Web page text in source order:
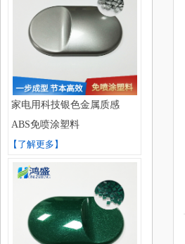
家电用科技银色金属质感
ABS免喷涂塑料
【了解更多】